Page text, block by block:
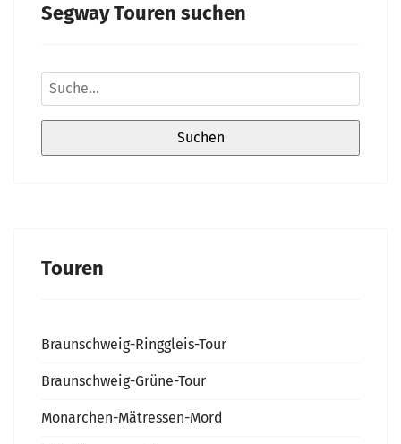
Segway Touren suchen
Touren
Braunschweig-Ringgleis-Tour
Braunschweig-Grüne-Tour
Monarchen-Mätressen-Mord